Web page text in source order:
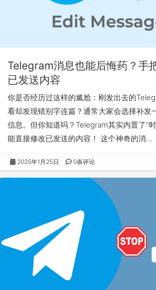
Telegram消息也能后悔药？手
已发送内容
你是否经历过这样的尴尬：刚发出去的
看却发现错别字连篇？通常大家会选择补发
信息。但你知道吗？Telegram其实内置了"
能直接修改已发送的内容！ 这个神奇的消…
2025年1月25日 0条评论